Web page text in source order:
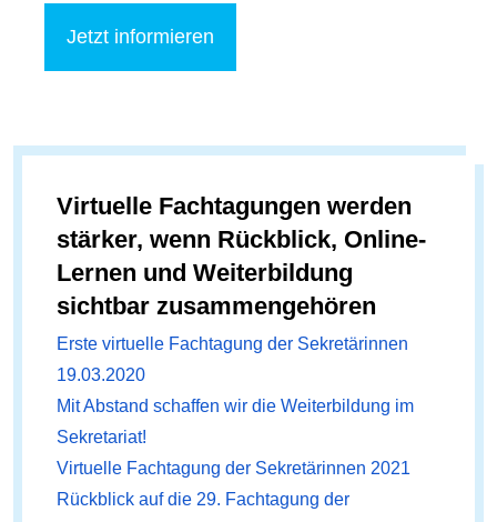
Jetzt informieren
Virtuelle Fachtagungen werden
stärker, wenn Rückblick, Online-
Lernen und Weiterbildung
sichtbar zusammengehören
Erste virtuelle Fachtagung der Sekretärinnen
19.03.2020
Mit Abstand schaffen wir die Weiterbildung im
Sekretariat!
Virtuelle Fachtagung der Sekretärinnen 2021
Rückblick auf die 29. Fachtagung der